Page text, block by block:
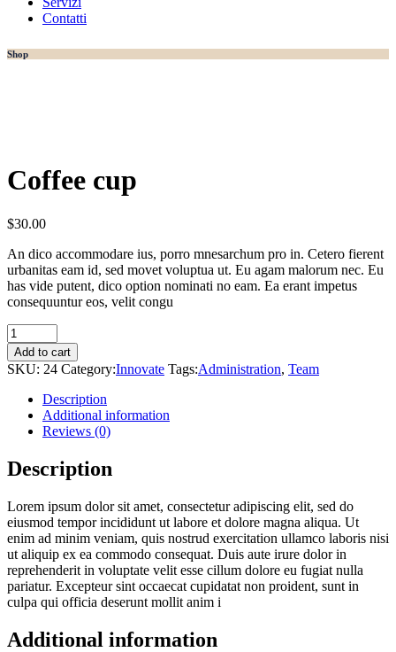
Contatti
Shop
Coffee cup
$30.00
An dico accommodare ius, porro mnesarchum pro in. Cetero fierent
urbanitas eam id, sed movet voluptua ut. Eu agam malorum nec. Eu
has vide putent, dico option nominati no eam. Ea erant impetus
consequuntur eos, velit congu
Coffee
cup
quantity
Add to cart
SKU: 24 Category:Innovate Tags:Administration, Team
Description
Additional information
Reviews (0)
Description
Lorem ipsum dolor sit amet, consectetur adipiscing elit, sed do
eiusmod tempor incididunt ut labore et dolore magna aliqua. Ut
enim ad minim veniam, quis nostrud exercitation ullamco laboris nisi
ut aliquip ex ea commodo consequat. Duis aute irure dolor in
reprehenderit in voluptate velit esse cillum dolore eu fugiat nulla
pariatur. Excepteur sint occaecat cupidatat non proident, sunt in
culpa qui officia deserunt mollit anim i
Additional information